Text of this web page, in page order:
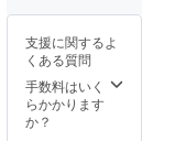
当日は
500円
UP
ら ファ
ミリー
マート
各店) ​・
ローソ
ンチ
リー
マート
各店) ​・
ローソ
ンチ
ケット​
よる記
・挑戦
者・募
集者が
居ない
場合、
支援に関するよ
くある質問
手数料はいく
らかかります
か？